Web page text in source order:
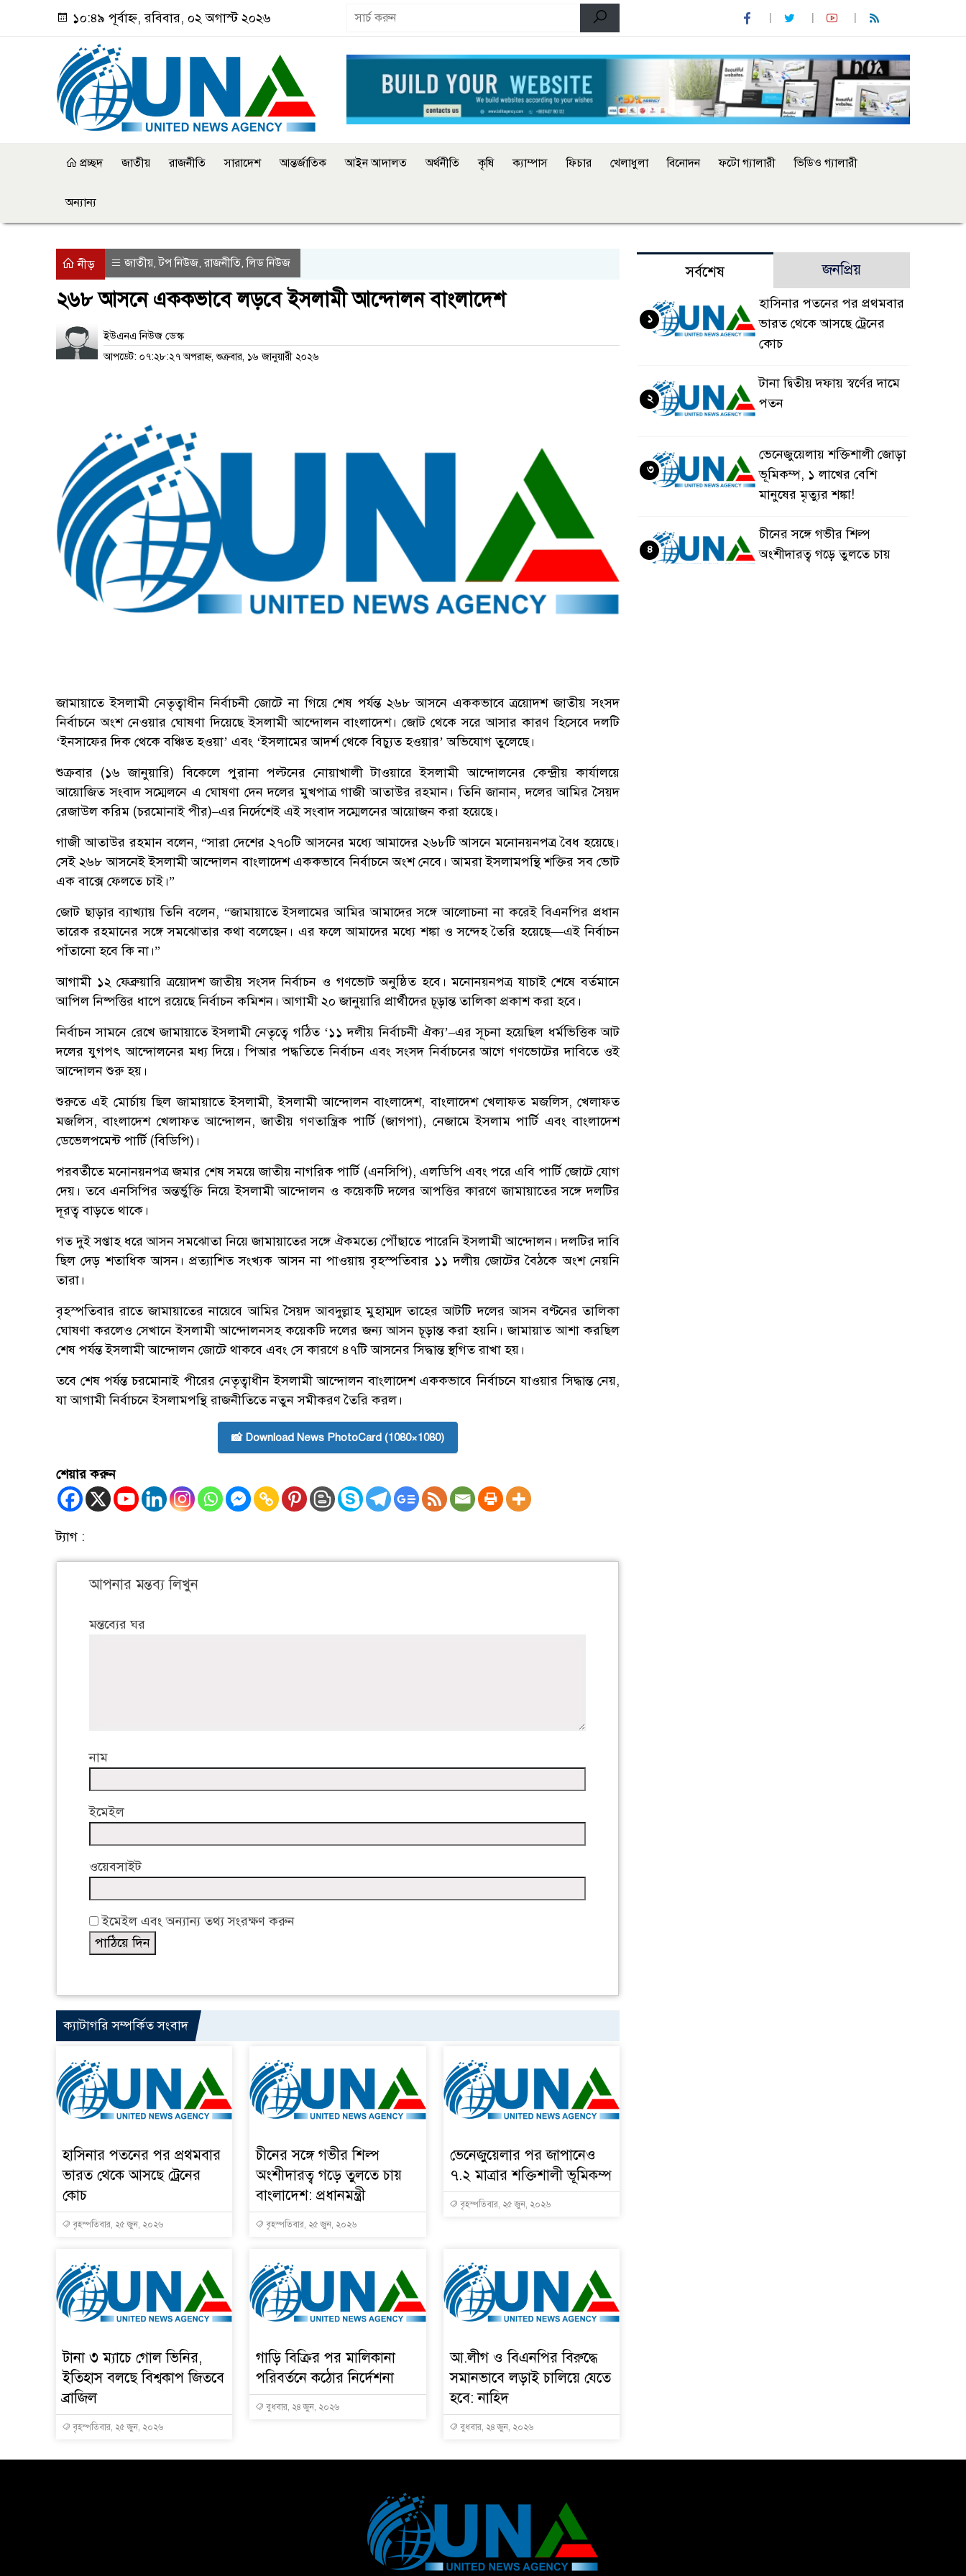
১০:৪৯ পূর্বাহ্ন, রবিবার, ০২ অগাস্ট ২০২৬
প্রচ্ছদ জাতীয় রাজনীতি সারাদেশ আন্তর্জাতিক আইন আদালত অর্থনীতি কৃষি ক্যাম্পাস ফিচার খেলাধুলা বিনোদন ফটো গ্যালারী ভিডিও গ্যালারী
অন্যান্য
নীড় জাতীয় ,টপ নিউজ ,রাজনীতি ,লিড নিউজ
২৬৮ আসনে এককভাবে লড়বে ইসলামী আন্দোলন বাংলাদেশ
ইউএনএ নিউজ ডেস্ক
আপডেট: ০৭:২৮:২৭ অপরাহ্ন, শুক্রবার, ১৬ জানুয়ারী ২০২৬
জামায়াতে ইসলামী নেতৃত্বাধীন নির্বাচনী জোটে না গিয়ে শেষ পর্যন্ত ২৬৮ আসনে এককভাবে ত্রয়োদশ জাতীয় সংসদ
নির্বাচনে অংশ নেওয়ার ঘোষণা দিয়েছে ইসলামী আন্দোলন বাংলাদেশ। জোট থেকে সরে আসার কারণ হিসেবে দলটি
‘ইনসাফের দিক থেকে বঞ্চিত হওয়া’ এবং ‘ইসলামের আদর্শ থেকে বিচ্যুত হওয়ার’ অভিযোগ তুলেছে।
শুক্রবার (১৬ জানুয়ারি) বিকেলে পুরানা পল্টনের নোয়াখালী টাওয়ারে ইসলামী আন্দোলনের কেন্দ্রীয় কার্যালয়ে
আয়োজিত সংবাদ সম্মেলনে এ ঘোষণা দেন দলের মুখপাত্র গাজী আতাউর রহমান। তিনি জানান, দলের আমির সৈয়দ
রেজাউল করিম (চরমোনাই পীর)–এর নির্দেশেই এই সংবাদ সম্মেলনের আয়োজন করা হয়েছে।
গাজী আতাউর রহমান বলেন, “সারা দেশের ২৭০টি আসনের মধ্যে আমাদের ২৬৮টি আসনে মনোনয়নপত্র বৈধ হয়েছে।
সেই ২৬৮ আসনেই ইসলামী আন্দোলন বাংলাদেশ এককভাবে নির্বাচনে অংশ নেবে। আমরা ইসলামপন্থি শক্তির সব ভোট
এক বাক্সে ফেলতে চাই।”
জোট ছাড়ার ব্যাখ্যায় তিনি বলেন, “জামায়াতে ইসলামের আমির আমাদের সঙ্গে আলোচনা না করেই বিএনপির প্রধান
তারেক রহমানের সঙ্গে সমঝোতার কথা বলেছেন। এর ফলে আমাদের মধ্যে শঙ্কা ও সন্দেহ তৈরি হয়েছে—এই নির্বাচন
পাঁতানো হবে কি না।”
আগামী ১২ ফেব্রুয়ারি ত্রয়োদশ জাতীয় সংসদ নির্বাচন ও গণভোট অনুষ্ঠিত হবে। মনোনয়নপত্র যাচাই শেষে বর্তমানে
আপিল নিষ্পত্তির ধাপে রয়েছে নির্বাচন কমিশন। আগামী ২০ জানুয়ারি প্রার্থীদের চূড়ান্ত তালিকা প্রকাশ করা হবে।
নির্বাচন সামনে রেখে জামায়াতে ইসলামী নেতৃত্বে গঠিত ‘১১ দলীয় নির্বাচনী ঐক্য’–এর সূচনা হয়েছিল ধর্মভিত্তিক আট
দলের যুগপৎ আন্দোলনের মধ্য দিয়ে। পিআর পদ্ধতিতে নির্বাচন এবং সংসদ নির্বাচনের আগে গণভোটের দাবিতে ওই
আন্দোলন শুরু হয়।
শুরুতে এই মোর্চায় ছিল জামায়াতে ইসলামী, ইসলামী আন্দোলন বাংলাদেশ, বাংলাদেশ খেলাফত মজলিস, খেলাফত
মজলিস, বাংলাদেশ খেলাফত আন্দোলন, জাতীয় গণতান্ত্রিক পার্টি (জাগপা), নেজামে ইসলাম পার্টি এবং বাংলাদেশ
ডেভেলপমেন্ট পার্টি (বিডিপি)।
পরবর্তীতে মনোনয়নপত্র জমার শেষ সময়ে জাতীয় নাগরিক পার্টি (এনসিপি), এলডিপি এবং পরে এবি পার্টি জোটে যোগ
দেয়। তবে এনসিপির অন্তর্ভুক্তি নিয়ে ইসলামী আন্দোলন ও কয়েকটি দলের আপত্তির কারণে জামায়াতের সঙ্গে দলটির
দূরত্ব বাড়তে থাকে।
গত দুই সপ্তাহ ধরে আসন সমঝোতা নিয়ে জামায়াতের সঙ্গে ঐকমত্যে পৌঁছাতে পারেনি ইসলামী আন্দোলন। দলটির দাবি
ছিল দেড় শতাধিক আসন। প্রত্যাশিত সংখ্যক আসন না পাওয়ায় বৃহস্পতিবার ১১ দলীয় জোটের বৈঠকে অংশ নেয়নি
তারা।
বৃহস্পতিবার রাতে জামায়াতের নায়েবে আমির সৈয়দ আবদুল্লাহ মুহাম্মদ তাহের আটটি দলের আসন বণ্টনের তালিকা
ঘোষণা করলেও সেখানে ইসলামী আন্দোলনসহ কয়েকটি দলের জন্য আসন চূড়ান্ত করা হয়নি। জামায়াত আশা করছিল
শেষ পর্যন্ত ইসলামী আন্দোলন জোটে থাকবে এবং সে কারণে ৪৭টি আসনের সিদ্ধান্ত স্থগিত রাখা হয়।
তবে শেষ পর্যন্ত চরমোনাই পীরের নেতৃত্বাধীন ইসলামী আন্দোলন বাংলাদেশ এককভাবে নির্বাচনে যাওয়ার সিদ্ধান্ত নেয়,
যা আগামী নির্বাচনে ইসলামপন্থি রাজনীতিতে নতুন সমীকরণ তৈরি করল।
📸 Download News PhotoCard (1080×1080)
শেয়ার করুন
ট্যাগ :
আপনার মন্তব্য লিখুন
মন্তব্যের ঘর
নাম
ইমেইল
ওয়েবসাইট
ইমেইল এবং অন্যান্য তথ্য সংরক্ষণ করুন
ক্যাটাগরি সম্পর্কিত সংবাদ
হাসিনার পতনের পর প্রথমবার
ভারত থেকে আসছে ট্রেনের
কোচ
বৃহস্পতিবার, ২৫ জুন, ২০২৬
চীনের সঙ্গে গভীর শিল্প
অংশীদারত্ব গড়ে তুলতে চায়
বাংলাদেশ: প্রধানমন্ত্রী
বৃহস্পতিবার, ২৫ জুন, ২০২৬
ভেনেজুয়েলার পর জাপানেও
৭.২ মাত্রার শক্তিশালী ভূমিকম্প
বৃহস্পতিবার, ২৫ জুন, ২০২৬
টানা ৩ ম্যাচে গোল ভিনির,
ইতিহাস বলছে বিশ্বকাপ জিতবে
ব্রাজিল
বৃহস্পতিবার, ২৫ জুন, ২০২৬
গাড়ি বিক্রির পর মালিকানা
পরিবর্তনে কঠোর নির্দেশনা
বুধবার, ২৪ জুন, ২০২৬
আ.লীগ ও বিএনপির বিরুদ্ধে
সমানভাবে লড়াই চালিয়ে যেতে
হবে: নাহিদ
বুধবার, ২৪ জুন, ২০২৬
সর্বশেষ জনপ্রিয়
হাসিনার পতনের পর প্রথমবার
ভারত থেকে আসছে ট্রেনের
কোচ
১
টানা দ্বিতীয় দফায় স্বর্ণের দামে
পতন
২
ভেনেজুয়েলায় শক্তিশালী জোড়া
ভূমিকম্প, ১ লাখের বেশি
মানুষের মৃত্যুর শঙ্কা!
৩
চীনের সঙ্গে গভীর শিল্প
অংশীদারত্ব গড়ে তুলতে চায়
৪